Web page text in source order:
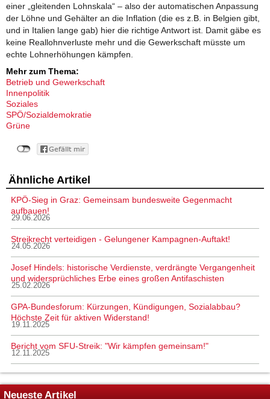
einer „gleitenden Lohnskala“ – also der automatischen Anpassung
der Löhne und Gehälter an die Inflation (die es z.B. in Belgien gibt,
und in Italien lange gab) hier die richtige Antwort ist. Damit gäbe es
keine Reallohnverluste mehr und die Gewerkschaft müsste um
echte Lohnerhöhungen kämpfen.
Mehr zum Thema:
Betrieb und Gewerkschaft
Innenpolitik
Soziales
SPÖ/Sozialdemokratie
Grüne
Ähnliche Artikel
KPÖ-Sieg in Graz: Gemeinsam bundesweite Gegenmacht
aufbauen!
29.06.2026
Streikrecht verteidigen - Gelungener Kampagnen-Auftakt!
24.05.2026
Josef Hindels: historische Verdienste, verdrängte Vergangenheit
und widersprüchliches Erbe eines großen Antifaschisten
25.02.2026
GPA-Bundesforum: Kürzungen, Kündigungen, Sozialabbau?
Höchste Zeit für aktiven Widerstand!
19.11.2025
Bericht vom SFU-Streik: "Wir kämpfen gemeinsam!"
12.11.2025
Neueste Artikel